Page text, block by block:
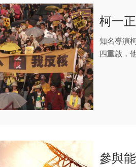
柯一
知名導演
四重啟，
參與